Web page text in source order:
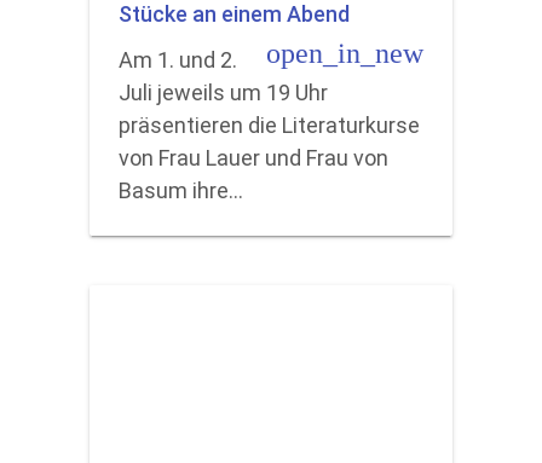
Stücke an einem Abend
open_in_new
Am 1. und 2.
Juli jeweils um 19 Uhr
präsentieren die Literaturkurse
von Frau Lauer und Frau von
Basum ihre…